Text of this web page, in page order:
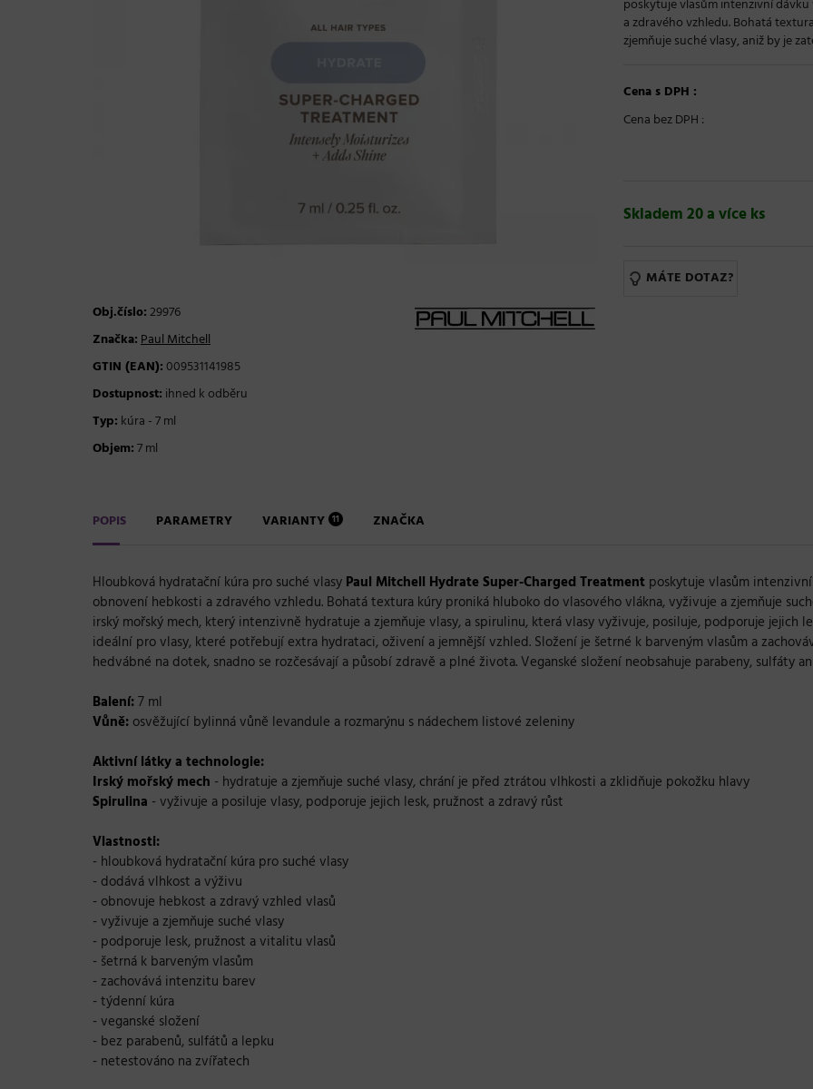
Obj.číslo:29976
Značka:Paul Mitchell
GTIN (EAN):009531141985
Dostupnost: ihned k odběru
Typ: kúra - 7 ml
Objem:7 ml
poskytuje vlasům intenzivní
a zdravého vzhledu. Bohatá
zjemňuje suché vlasy, aniž by je
Cena s DPH :
Cena bez DPH :
Skladem 20 a více ks
MÁTE DOTAZ?
POPIS PARAMETRY VARIANTY 11 ZNAČKA
Hloubková hydratační kúra pro suché vlasy Paul Mitchell Hydrate Super-Charged Treatment poskytuje vlasům
obnovení hebkosti a zdravého vzhledu. Bohatá textura kúry proniká hluboko do vlasového vlákna, vyživuje a zjemňuje
irský mořský mech, který intenzivně hydratuje a zjemňuje vlasy, a spirulinu, která vlasy vyživuje, posiluje, podporuje jejich
ideální pro vlasy, které potřebují extra hydrataci, oživení a jemnější vzhled. Složení je šetrné k barveným vlasům a
hedvábné na dotek, snadno se rozčesávají a působí zdravě a plné života. Veganské složení neobsahuje parabeny, sulfáty
Balení:7 ml
Vůně: osvěžující bylinná vůně levandule a rozmarýnu s nádechem listové zeleniny
Aktivní látky a technologie:
Irský mořský mech - hydratuje a zjemňuje suché vlasy, chrání je před ztrátou vlhkosti a zklidňuje pokožku hlavy
Spirulina - vyživuje a posiluje vlasy, podporuje jejich lesk, pružnost a zdravý růst
Vlastnosti:
- hloubková hydratační kúra pro suché vlasy
- dodává vlhkost a výživu
- obnovuje hebkost a zdravý vzhled vlasů
- vyživuje a zjemňuje suché vlasy
- podporuje lesk, pružnost a vitalitu vlasů
- šetrná k barveným vlasům
- zachovává intenzitu barev
- týdenní kúra
- veganské složení
- bez parabenů, sulfátů a lepku
- netestováno na zvířatech